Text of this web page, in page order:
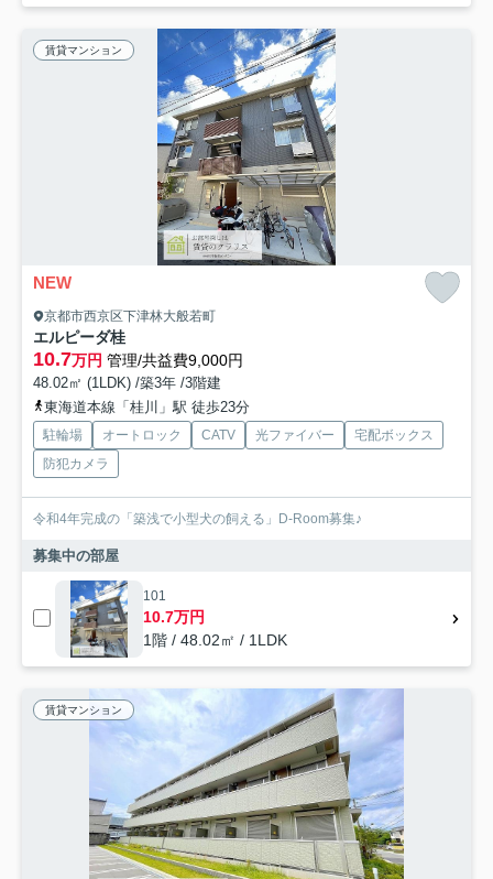
賃貸マンション
NEW
京都市西京区下津林大般若町
エルピーダ桂
10.7万円 管理/共益費9,000円
48.02㎡ (1LDK) /築3年 /3階建
東海道本線「桂川」駅 徒歩23分
駐輪場 オートロック CATV 光ファイバー
宅配ボックス
防犯カメラ
令和4年完成の「築浅で小型犬の飼える」D-Room募集♪
募集中の部屋
101
10.7万円
1階 / 48.02㎡ / 1LDK
賃貸マンション